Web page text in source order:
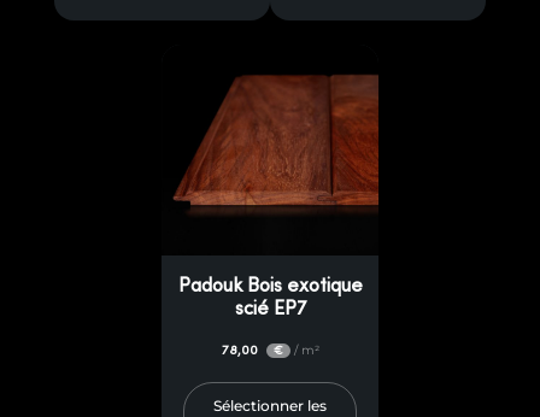
Padouk Bois exotique
scié EP7
78,00 € / m²
Sélectionner les